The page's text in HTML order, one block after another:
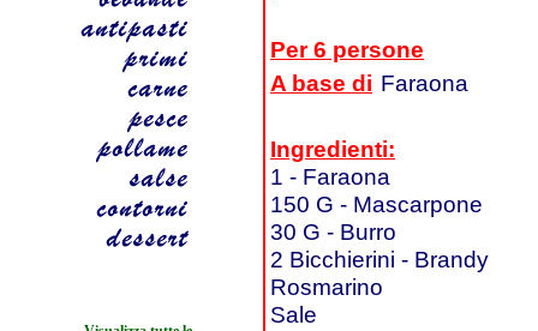
Per 6 persone
A base di Faraona
Ingredienti:
1 - Faraona
150 G - Mascarpone
30 G - Burro
2 Bicchierini - Brandy
Rosmarino
Sale